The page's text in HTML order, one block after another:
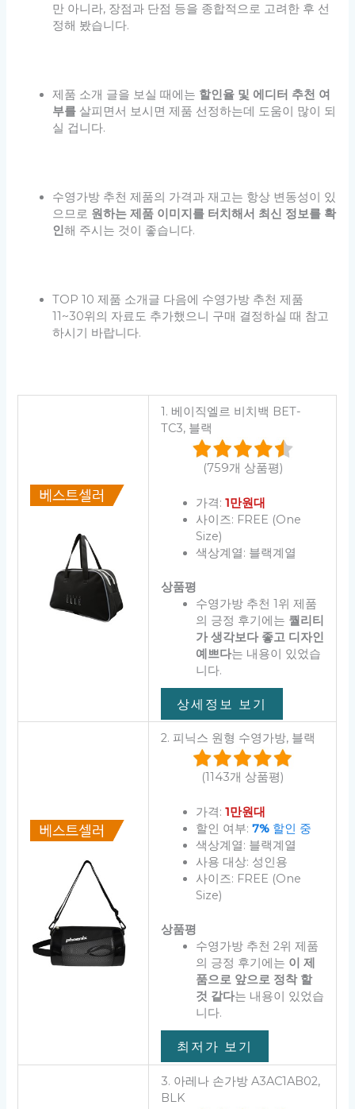
만 아니라, 장점과 단점 등을 종합적으로 고려한 후 선
정해 봤습니다.
제품 소개 글을 보실 때에는 할인율 및 에디터 추천 여
부를 살피면서 보시면 제품 선정하는데 도움이 많이 되
실 겁니다.
수영가방 추천 제품의 가격과 재고는 항상 변동성이 있
으므로 원하는 제품 이미지를 터치해서 최신 정보를 확
인해 주시는 것이 좋습니다.
TOP 10 제품 소개글 다음에 수영가방 추천 제품
11~30위의 자료도 추가했으니 구매 결정하실 때 참고
하시기 바랍니다.
1. 베이직엘르 비치백 BET-
TC3, 블랙
(759개 상품평)
가격: 1만원대
사이즈: FREE (One
Size)
색상계열: 블랙계열
상품평
수영가방 추천 1위 제품
의 긍정 후기에는 퀄리티
가 생각보다 좋고 디자인
예쁘다는 내용이 있었습
니다.
상세정보 보기
2. 피닉스 원형 수영가방, 블랙
(1143개 상품평)
가격: 1만원대
할인 여부: 7%할인 중
색상계열: 블랙계열
사용 대상: 성인용
사이즈: FREE (One
Size)
상품평
수영가방 추천 2위 제품
의 긍정 후기에는 이 제
품으로 앞으로 정착 할
것 같다는 내용이 있었습
니다.
최저가 보기
3. 아레나 손가방 A3AC1AB02,
BLK